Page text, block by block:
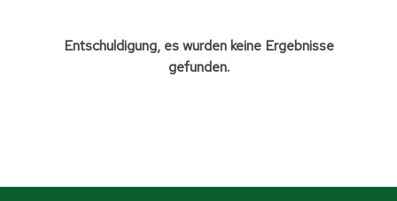
Entschuldigung, es wurden keine Ergebnisse
gefunden.